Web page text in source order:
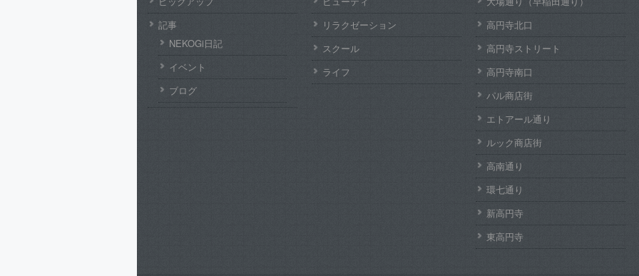
記事
NEKOGi日記
イベント
ブログ
リラクゼーション
スクール
ライフ
高円寺北口
高円寺ストリート
高円寺南口
パル商店街
エトアール通り
ルック商店街
高南通り
環七通り
新高円寺
東高円寺